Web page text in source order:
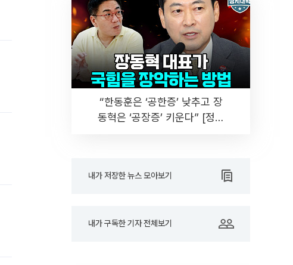
“한동훈은 ‘공한증’ 낮추고 장
동혁은 ‘공장증’ 키운다” [정치
내가 저장한 뉴스 모아보기
내가 구독한 기자 전체보기